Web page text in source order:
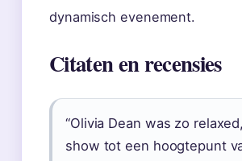
dynamisch evenement.
Citaten en recensies
“Olivia Dean was zo
show tot een hoogtepunt